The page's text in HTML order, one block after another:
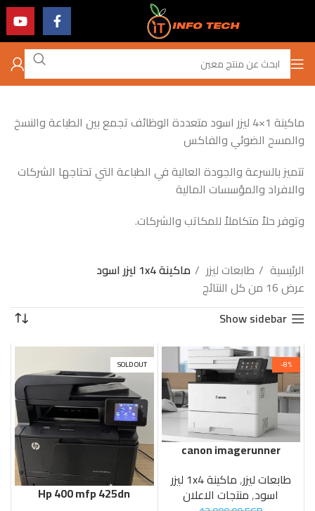
ماكينة 1×4 ليزر اسود متعددة الوظائف تجمع بين الطباعة والنسخ
والمسح الضوئي والفاكس
تتميز بالسرعة والجودة العالية في الطباعة التي تحتاجها الشركات
والافراد والمؤسسات المالية
وتوفر حلاً متكاملاً للمكاتب والشركات.
الرئيسية طابعات ليزر
ماكينة 1x4 ليزر اسود
عرض ⁦16⁩ من كل النتائج
Show sidebar
-8%
canon imagerunner
طابعات ليزر, ماكينة 1x4 ليزر
اسود,منتجات الاعلان
SOLD OUT
Hp 400 mfp 425dn